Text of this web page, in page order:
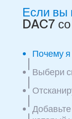
Если вы
Почему я
Выбери